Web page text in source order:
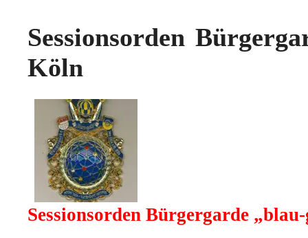
Sessionsorden
Köln
Sessionsorden Bürgergarde